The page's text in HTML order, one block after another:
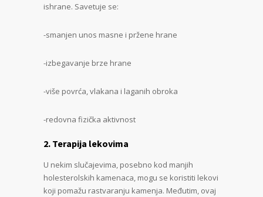
ishrane. Savetuje se:
-smanjen unos masne i pržene hrane
-izbegavanje brze hrane
-više povrća, vlakana i laganih obroka
-redovna fizička aktivnost
2. Terapija lekovima
U nekim slučajevima, posebno kod manjih
holesterolskih kamenaca, mogu se koristiti lekovi
koji pomažu rastvaranju kamenja. Međutim, ovaj